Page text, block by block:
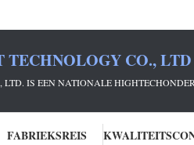
CO., LTD
IS EEN NATIONALE
FABRIEKSREIS